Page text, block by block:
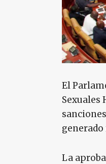
El
Sexuales
La